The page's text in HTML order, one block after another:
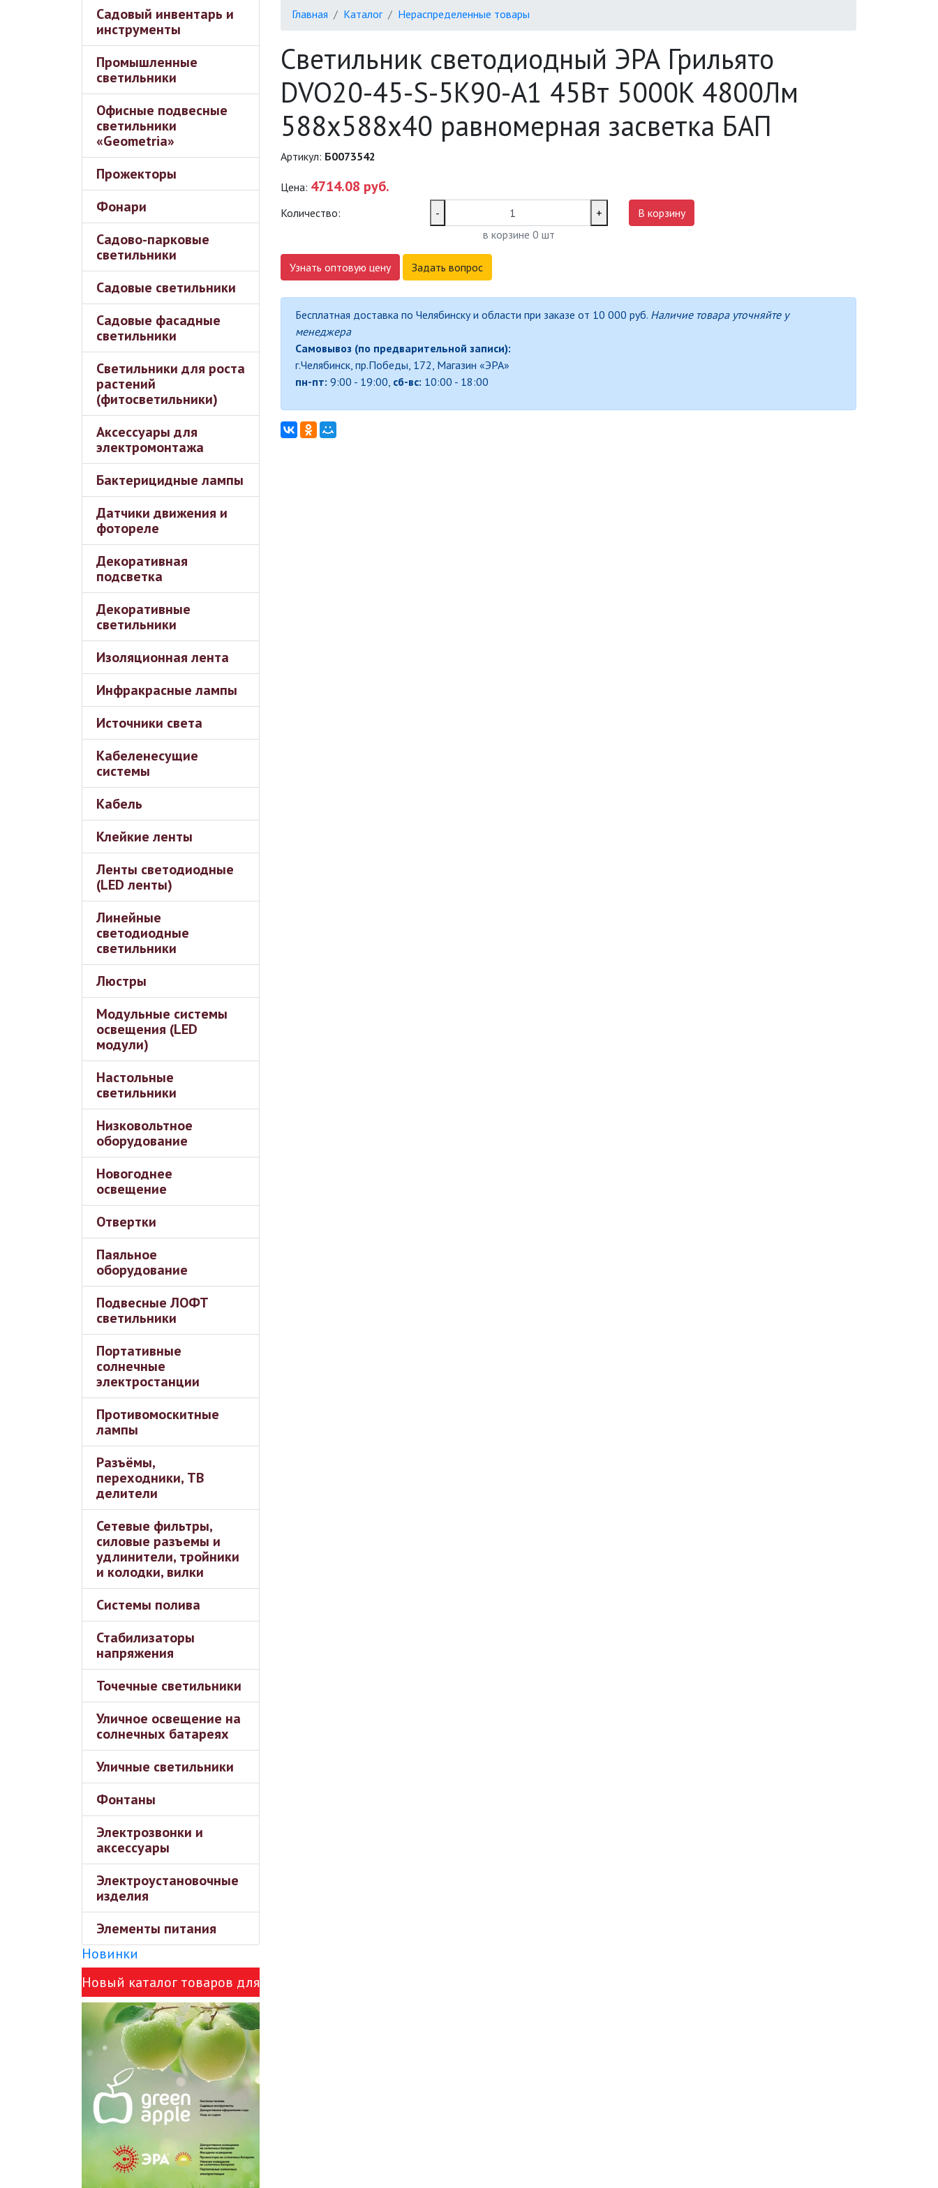
Садовый инвентарь и
инструменты
Промышленные
светильники
Офисные подвесные
светильники
«Geometria»
Прожекторы
Фонари
Садово-парковые
светильники
Садовые светильники
Садовые фасадные
светильники
Светильники для роста
растений
(фитосветильники)
Аксессуары для
электромонтажа
Бактерицидные лампы
Датчики движения и
фотореле
Декоративная
подсветка
Декоративные
светильники
Изоляционная лента
Инфракрасные лампы
Источники света
Кабеленесущие
системы
Кабель
Клейкие ленты
Ленты светодиодные
(LED ленты)
Линейные
светодиодные
светильники
Люстры
Модульные системы
освещения (LED
модули)
Настольные
светильники
Низковольтное
оборудование
Новогоднее
освещение
Отвертки
Паяльное
оборудование
Подвесные ЛОФТ
светильники
Портативные
солнечные
электростанции
Противомоскитные
лампы
Разъёмы,
переходники, ТВ
делители
Сетевые фильтры,
силовые разъемы и
удлинители, тройники
и колодки, вилки
Системы полива
Стабилизаторы
напряжения
Точечные светильники
Уличное освещение на
солнечных батареях
Уличные светильники
Фонтаны
Электрозвонки и
аксессуары
Электроустановочные
изделия
Элементы питания
Новинки
Новый каталог товаров для
сада Green Apple и ЭРА!
Главная Каталог Нераспределенные товары
Светильник светодиодный ЭРА Грильято
DVO20-45-S-5K90-A1 45Вт 5000K 4800Лм
588х588х40 равномерная засветка БАП
Артикул: Б0073542
Цена: 4714.08 руб.
Количество: -
+
в корзине 0 шт
В корзину
Узнать оптовую цену Задать вопрос
Бесплатная доставка по Челябинску и области при заказе от 10 000 руб. Наличие товара уточняйте у
менеджера
Самовывоз (по предварительной записи):
г.Челябинск, пр.Победы, 172, Магазин «ЭРА»
пн-пт: 9:00 - 19:00, сб-вс: 10:00 - 18:00